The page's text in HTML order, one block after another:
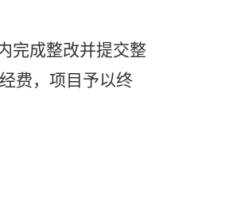
完成整改并提交整
费，项目予以终